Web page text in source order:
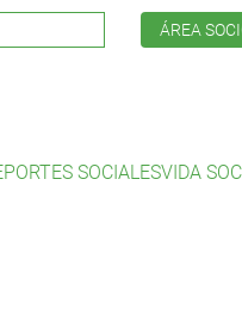
ÁREA
SOCIALESVIDA